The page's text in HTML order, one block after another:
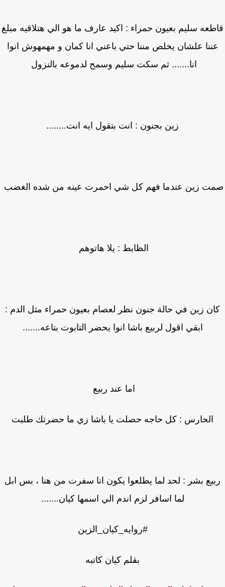
سليم بعيون حمراء : اكيد عارف ما هو الي هتلاقيه مبلغ
علشان يخلص مننا حتي باعني انا كمان و مهمهوش انوا
انا....... ثم سكت سليم وسمح لدموعه بالنزول
زين بجنون : انت بتقول ايه انت........
زين عندما فهم كل شي احمرت عينه من شده الغضب
الظابط : يلا هاتوهم
زين في حالة جنون نظر لعصام بعيون حمراء مثل الدم :
ابقي اقول لربيع باشا انوا يحضر التابوت بتاعه.......
اما عند ربيع
الحارس : كل حاجه حصلت يا باشا زي ما حضرتك طلبت
بشر : لحد لما يطلعوا يكون انا سفرت من هنا ، بس ابل
لما اسافر لزم اندم الي اسمها كيان.......
#روايه_كيان_الزين
بقلم كيان كاتبه